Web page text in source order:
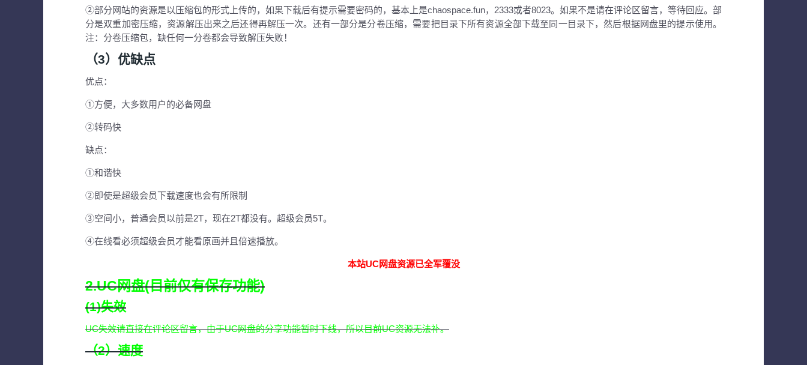
②部分网站的资源是以压缩包的形式上传的，如果下载后有提示需要密码的，基本上是chaospace.fun，2333或者8023。如果不是请在评论区留言，等待回应。部
分是双重加密压缩，资源解压出来之后还得再解压一次。还有一部分是分卷压缩，需要把目录下所有资源全部下载至同一目录下，然后根据网盘里的提示使用。
注：分卷压缩包，缺任何一分卷都会导致解压失败！
（3）优缺点
优点：
①方便，大多数用户的必备网盘
②转码快
缺点：
①和谐快
②即使是超级会员下载速度也会有所限制
③空间小，普通会员以前是2T，现在2T都没有。超级会员5T。
④在线看必须超级会员才能看原画并且倍速播放。
本站UC网盘资源已全军覆没
2.UC网盘(目前仅有保存功能)
(1)失效
UC失效请直接在评论区留言，由于UC网盘的分享功能暂时下线，所以目前UC资源无法补。
（2）速度